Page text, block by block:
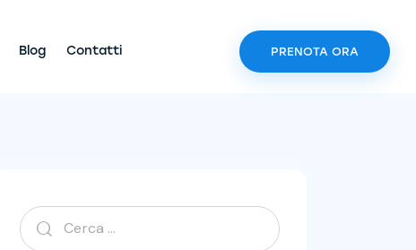
Blog Contatti PRENOTA ORA